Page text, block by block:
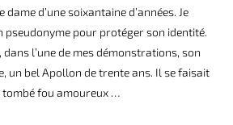
dame d’une soixantaine d’années. Je
pseudonyme pour protéger son identité.
dans l’une de mes démonstrations, son
un bel Apollon de trente ans. Il se faisait
fou amoureux …